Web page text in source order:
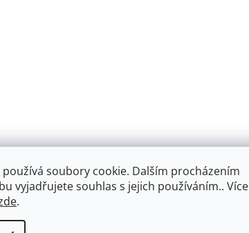
soubory cookie. Dalším procházením
vyjadřujete souhlas s jejich používáním.. Více
.